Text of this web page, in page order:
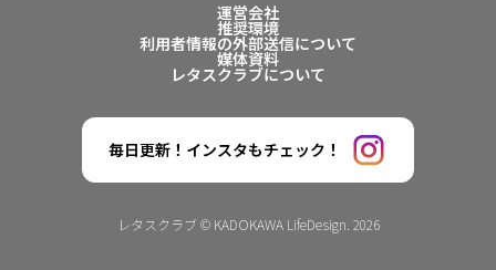
運営会社
推奨環境
利用者情報の外部送信について
媒体資料
レタスクラブについて
毎日更新！インスタもチェック！
レタスクラブ © KADOKAWA LifeDesign. 2026